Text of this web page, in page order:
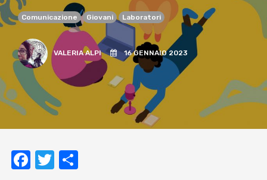
Comunicazione Giovani Laboratori
VALERIA ALPI 16 GENNAIO 2023
Facebook
Twitter